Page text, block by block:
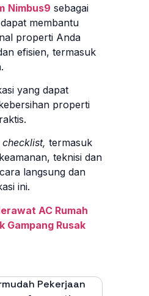
Nimbus9 sebagai
membantu
properti Anda
efisien, termasuk
yang dapat
properti
checklist, termasuk
teknisi dan
langsung dan
ini.
AC Rumah
Gampang Rusak
Pekerjaan